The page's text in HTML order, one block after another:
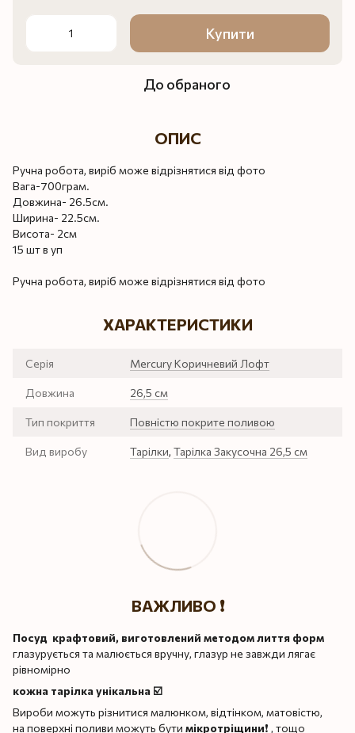
Купити
До обраного
ОПИС
Ручна робота, виріб може відрізнятися від фото
Вага-700грам.
Довжина- 26.5см.
Ширина- 22.5см.
Висота- 2см
15 шт в уп
Ручна робота, виріб може відрізнятися від фото
ХАРАКТЕРИСТИКИ
Серія Mercury Коричневий Лофт
Довжина 26,5 см
Тип покриття Повністю покрите поливою
Вид виробу Тарілки, Тарілка Закусочна 26,5 см
ВАЖЛИВО ❗️
Посуд крафтовий, виготовлений методом лиття форм
глазурується та малюється вручну, глазур не завжди лягає
рівномірно
кожна тарілка унікальна ☑️
Вироби можуть різнитися малюнком, відтінком, матовістю,
на поверхні поливи можуть бути мікротріщини❗️ , тощо